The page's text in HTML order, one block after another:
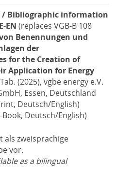
/ Bibliographic information
EN (replaces VGB-B 108
Benennungen und
der
for the Creation of
Application for Energy
(2025), vgbe energy e.V.
Essen, Deutschland
Deutsch/English)
Book, Deutsch/English)
als zweisprachige
vor.
as a bilingual